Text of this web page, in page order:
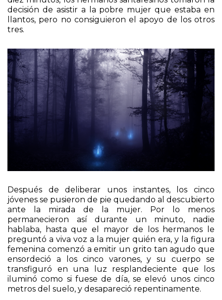
hacía. Ninguno se animó a nada. Al cabo de unos
diez minutos, los hermanos santafesinos tomaron la
decisión de asistir a la pobre mujer que estaba en
Después de deliberar unos instantes, los cinco
jóvenes se pusieron de pie quedando al descubierto
ante la mirada de la mujer. Por lo menos
permanecieron así durante un minuto, nadie
hablaba, hasta que el mayor de los hermanos le
preguntó a viva voz a la mujer quién era, y la figura
femenina comenzó a emitir un grito tan agudo que
ensordeció a los cinco varones, y su cuerpo se
transfiguró en una luz resplandeciente que los
iluminó como si fuese de día, se elevó unos cinco